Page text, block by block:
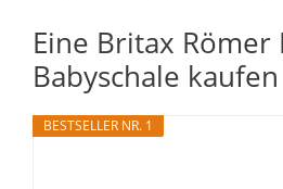
Eine Britax Römer
Babyschale kaufen
BESTSELLER NR. 1